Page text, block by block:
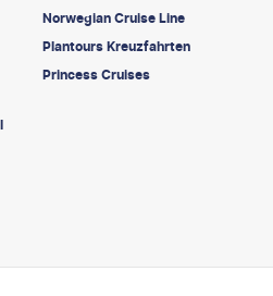
Norwegian Cruise Line
Plantours Kreuzfahrten
Princess Cruises